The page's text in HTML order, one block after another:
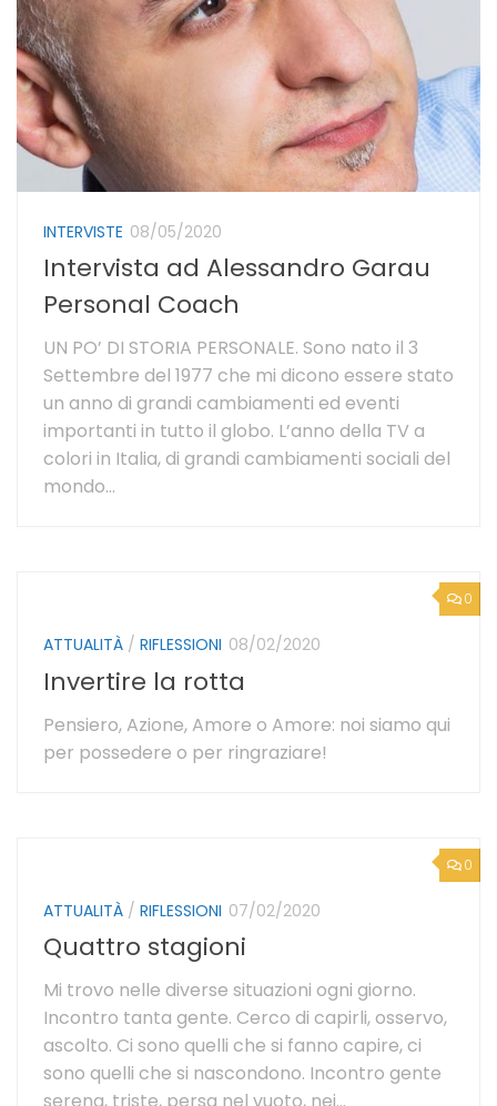
INTERVISTE 08/05/2020
Intervista ad Alessandro Garau
Personal Coach
UN PO’ DI STORIA PERSONALE. Sono nato il 3
Settembre del 1977 che mi dicono essere stato
un anno di grandi cambiamenti ed eventi
importanti in tutto il globo. L’anno della TV a
colori in Italia, di grandi cambiamenti sociali del
mondo...
0
ATTUALITÀ / RIFLESSIONI 08/02/2020
Invertire la rotta
Pensiero, Azione, Amore o Amore: noi siamo qui
per possedere o per ringraziare!
0
ATTUALITÀ / RIFLESSIONI 07/02/2020
Quattro stagioni
Mi trovo nelle diverse situazioni ogni giorno.
Incontro tanta gente. Cerco di capirli, osservo,
ascolto. Ci sono quelli che si fanno capire, ci
sono quelli che si nascondono. Incontro gente
serena, triste, persa nel vuoto, nei...